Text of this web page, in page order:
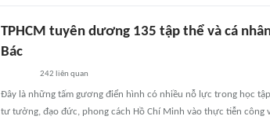
TPHCM tuyên dương 135 tập thể và cá
Bác
242 liên quan
Đây là những tấm gương điển hình có nhiều nỗ lực trong học
tư tưởng, đạo đức, phong cách Hồ Chí Minh vào thực tiễn công